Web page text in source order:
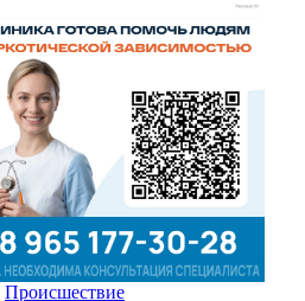
Происшествие